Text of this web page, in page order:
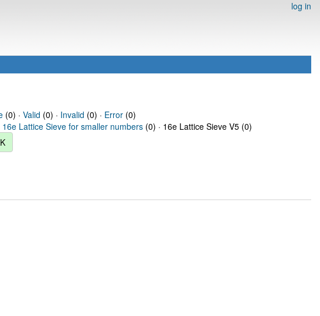
log in
(0) · Valid (0) · Invalid (0) · Error(0)
16e Lattice Sieve for smaller numbers (0) · 16e Lattice Sieve V5 (0)